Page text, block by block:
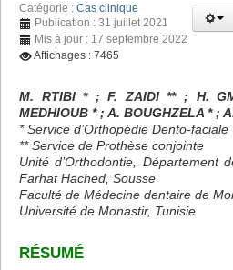
Catégorie : Cas clinique
Publication : 31 juillet 2021
Mis à jour : 17 septembre 2022
Affichages : 7465
M. RTIBI * ; F. ZAIDI ** ; H.
MEDHIOUB * ; A. BOUGHZELA * ;
* Service d’Orthopédie Dento-faciale
** Service de Prothèse conjointe
Unité d’Orthodontie, Département
Farhat Hached, Sousse
Faculté de Médecine dentaire de
Université de Monastir, Tunisie
RÉSUMÉ